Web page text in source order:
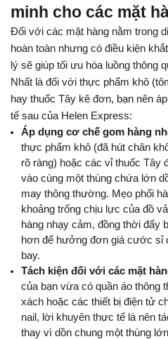
minh cho các mặt
Đối với các mặt hàng nằm trong
hoàn toàn nhưng có điều kiện
lý sẽ giúp tối ưu hóa luồng thông
Nhất là đối với thực phẩm khô
hay thuốc Tây kê đơn, bạn nên
tế sau của Helen Express:
Áp dụng cơ chế gom hàng
thực phẩm khô (đã hút chân
rõ ràng) hoặc các vỉ thuốc Tây
vào cùng một thùng chứa lớn
may thông thường. Mẹo phối
khoảng trống chịu lực của đồ
hàng nhạy cảm, đồng thời đẩy
hơn để hưởng đơn giá cước sỉ
bay.
Tách kiện đối với các mặt
của bạn vừa có quần áo thông
xách hoặc các thiết bị điện tử
nail, lời khuyên thực tế là nên
thay vì dồn chung một thùng